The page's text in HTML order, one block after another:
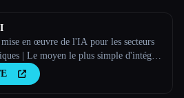
mise en œuvre de l'IA pour les secteurs
| Le moyen le plus simple d'intégrer